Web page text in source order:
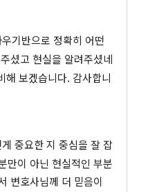
기반으로 정확히 어떤
셨고 현실을 알려주셨네
해 보겠습니다. 감사합니
게 중요한 지 중심을 잘 잡
만이 아닌 현실적인 부분
변호사님께 더 믿음이